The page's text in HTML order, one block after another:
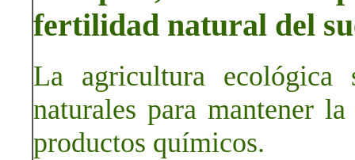
fertilidad natural del
La agricultura
naturales para mantener
productos químicos.